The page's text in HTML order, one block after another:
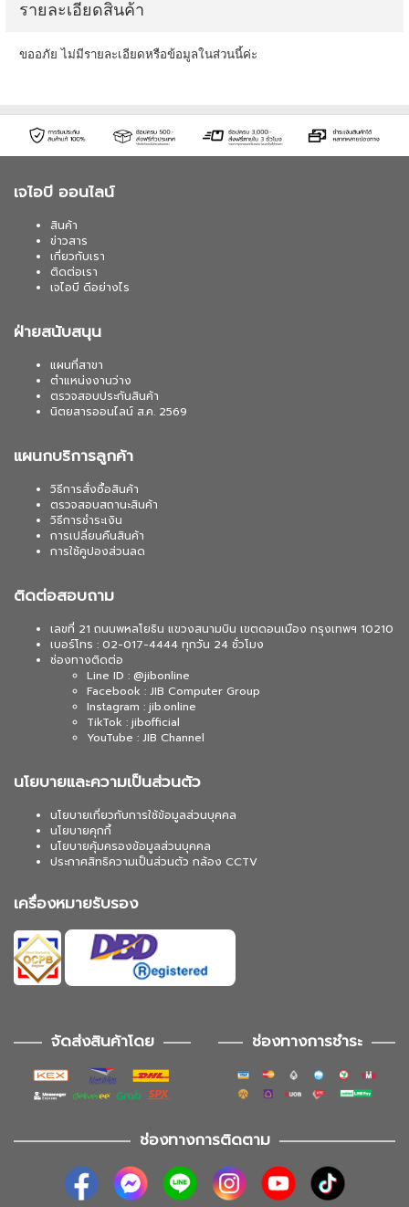
รายละเอียดสินค้า
ขออภัย ไม่มีรายละเอียดหรือข้อมูลในส่วนนี้ค่ะ
เจไอบี ออนไลน์
สินค้า
ข่าวสาร
เกี่ยวกับเรา
ติดต่อเรา
เจไอบี ดีอย่างไร
ฝ่ายสนับสนุน
แผนที่สาขา
ตำแหน่งงานว่าง
ตรวจสอบประกันสินค้า
นิตยสารออนไลน์ ส.ค. 2569
แผนกบริการลูกค้า
วิธีการสั่งซื้อสินค้า
ตรวจสอบสถานะสินค้า
วิธีการชำระเงิน
การเปลี่ยนคืนสินค้า
การใช้คูปองส่วนลด
ติดต่อสอบถาม
เลขที่ 21 ถนนพหลโยธิน แขวงสนามบิน เขตดอนเมือง กรุงเทพฯ 10210
เบอร์โทร : 02-017-4444 ทุกวัน 24 ชั่วโมง
ช่องทางติดต่อ
Line ID : @jibonline
Facebook : JIB Computer Group
Instagram : jib.online
TikTok : jibofficial
YouTube : JIB Channel
นโยบายและความเป็นส่วนตัว
นโยบายเกี่ยวกับการใช้ข้อมูลส่วนบุคคล
นโยบายคุกกี้
นโยบายคุ้มครองข้อมูลส่วนบุคคล
ประกาศสิทธิความเป็นส่วนตัว กล้อง CCTV
เครื่องหมายรับรอง
จัดส่งสินค้าโดย ช่องทางการชำระ
ช่องทางการติดตาม